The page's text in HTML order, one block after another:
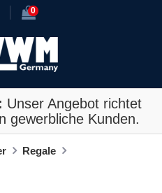
0
Unser Angebot richtet
gewerbliche Kunden.
Regale